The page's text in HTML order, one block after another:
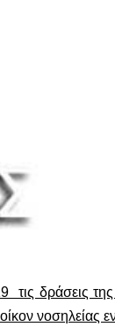
τις δράσεις
νοσηλείας